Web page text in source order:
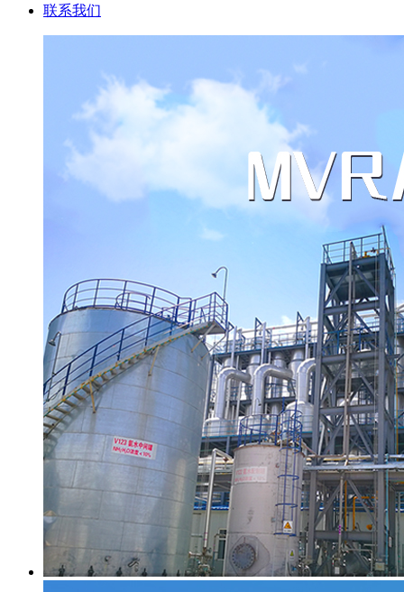
联系我们